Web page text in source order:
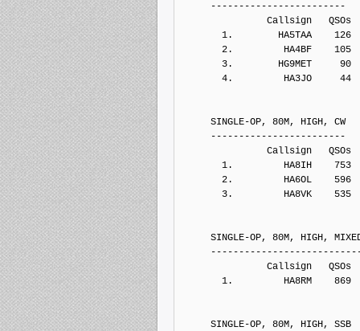
------------------------
Callsign   QSOs  Points
1.        HA5TAA    126
2.         HA4BF    105
3.        HG9MET     90
4.         HA3JO     44
SINGLE-OP, 80M, HIGH, CW
------------------------
Callsign   QSOs  Points
1.         HA8IH    753
2.         HA6OL    596
3.         HA8VK    535
SINGLE-OP, 80M, HIGH,
Callsign   QSOs  Points
1.         HA8RM    869
SINGLE-OP, 80M, HIGH, SSB